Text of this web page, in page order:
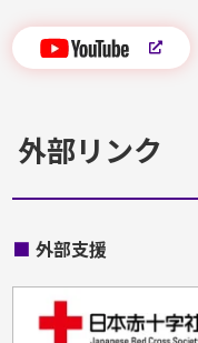
外部リンク
■ 外部支援